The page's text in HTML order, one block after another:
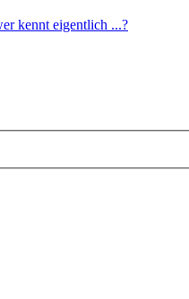
kennt eigentlich ...?